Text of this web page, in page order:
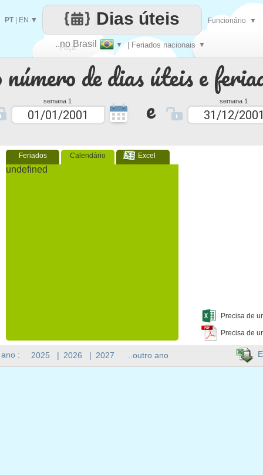
de dias úteis e
semana 1 e semana 1
Feriados Calendário Excel
undefined
Precisa de
Precisa de
Faça
cada
..no Brasil ▼ | Feriados nacionais ▼
Dias úteis
PT| EN ▼ Funcionário ▼
: 2025 | 2026 | 2027 ..outro ano